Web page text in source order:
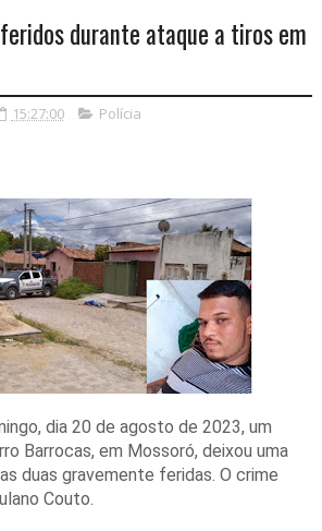
durante ataque a tiros em
15:27:00 Polícia
dia 20 de agosto de 2023, um
Barrocas, em Mossoró, deixou uma
duas gravemente feridas. O crime
Couto.